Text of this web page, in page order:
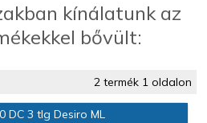
kínálatunk az
bővült:
2 termék 1 oldalon
DC 3 tlg Desiro ML